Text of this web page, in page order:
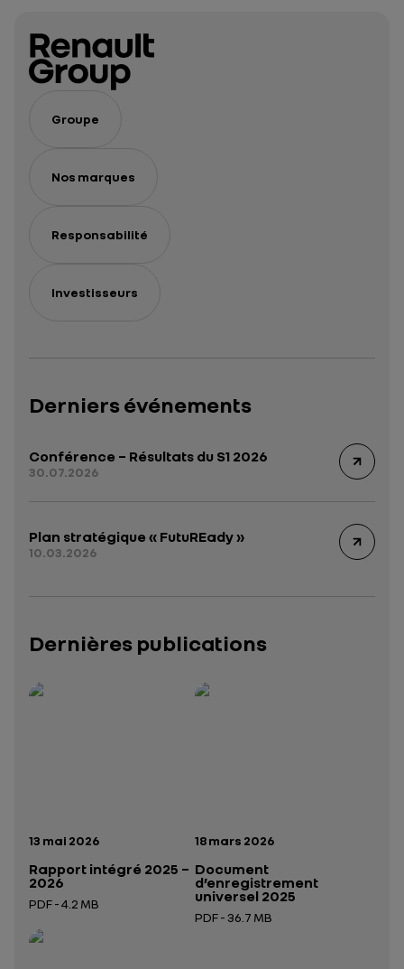
Groupe
Nos marques
Responsabilité
Investisseurs
Derniers événements
Conférence – Résultats du S1 2026
30.07.2026
Plan stratégique « FutuREady »
10.03.2026
Dernières publications
Date de publication:
13 mai 2026
Rapport intégré 2025 –
2026
PDF - 4.2 MB
Ouverture dans un nouvel onglet
Rapport intégré 2025 – 2026— données structurées (JSON)
Date de publication:
18 mars 2026
Document
d’enregistrement
universel 2025
PDF - 36.7 MB
Présentation institutionnelle 2026